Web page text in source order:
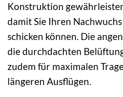
Konstruktion
damit Sie Ihren
schicken können. Die
die durchdachten
zudem für maximalen
längeren Ausflügen.